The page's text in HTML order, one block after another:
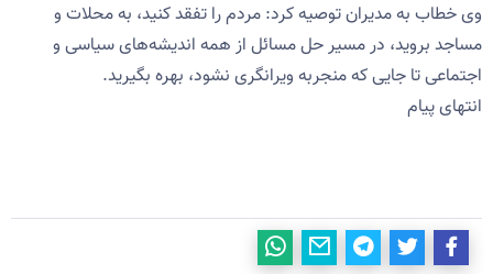
وی خطاب به مدیران توصیه کرد: مردم را تفقد کنید، به محلات و
مساجد بروید، در مسیر حل مسائل از همه اندیشه‌های سیاسی و
اجتماعی تا جایی که منجربه ویرانگری نشود، بهره بگیرید.
انتهای پیام